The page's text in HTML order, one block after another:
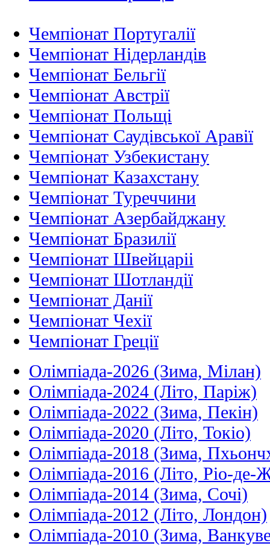
Чемпіонат Португалії
Чемпіонат Нідерландiв
Чемпіонат Бельгії
Чемпіонат Австрії
Чемпіонат Польщі
Чемпіонат Саудівської Аравії
Чемпіонат Узбекистану
Чемпіонат Казахстану
Чемпіонат Туреччини
Чемпіонат Азербайджану
Чемпіонат Бразилії
Чемпіонат Швейцаріі
Чемпіонат Шотландії
Чемпіонат Данії
Чемпіонат Чехії
Чемпіонат Греції
Олімпіада-2026 (Зима, Мілан)
Олімпіада-2024 (Літо, Паріж)
Олімпіада-2022 (Зима, Пекін)
Олімпіада-2020 (Літо, Токіо)
Олімпіада-2018 (Зима,
Олімпіада-2016 (Літо, Ріо-де-
Олімпіада-2014 (Зима, Сочі)
Олімпіада-2012 (Літо, Лондон)
Олімпіада-2010 (Зима,